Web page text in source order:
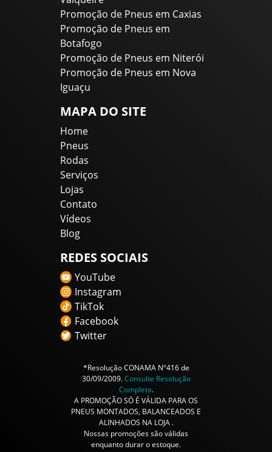
Promoção de Pneus em Caxias
Promoção de Pneus em
Botafogo
Promoção de Pneus em Niterói
Promoção de Pneus em Nova
Iguaçu
MAPA DO SITE
Home
Pneus
Rodas
Serviços
Lojas
Contato
Vídeos
Blog
REDES SOCIAIS
YouTube
Instagram
TikTok
Facebook
Twitter
*Resolução CONAMA Nº416 de
30/09/2009.Consulte Resolução
Completa.
A PROMOÇÃO SÓ É VÁLIDA PARA OS
PNEUS MONTADOS, BALANCEADOS E
ALINHADOS NA LOJA .
Nossas promoções são válidas
enquanto durar o estoque.